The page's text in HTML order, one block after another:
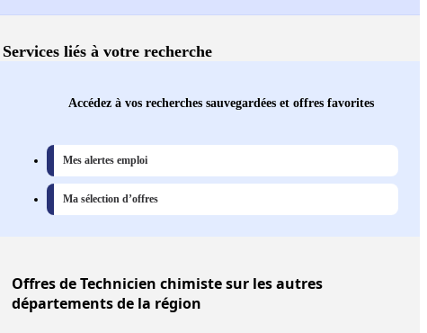
Services liés à votre recherche
Accédez à vos recherches sauvegardées et offres favorites
Mes alertes emploi
Ma sélection d’offres
Offresde Technicien chimiste sur les autres
départements de la région